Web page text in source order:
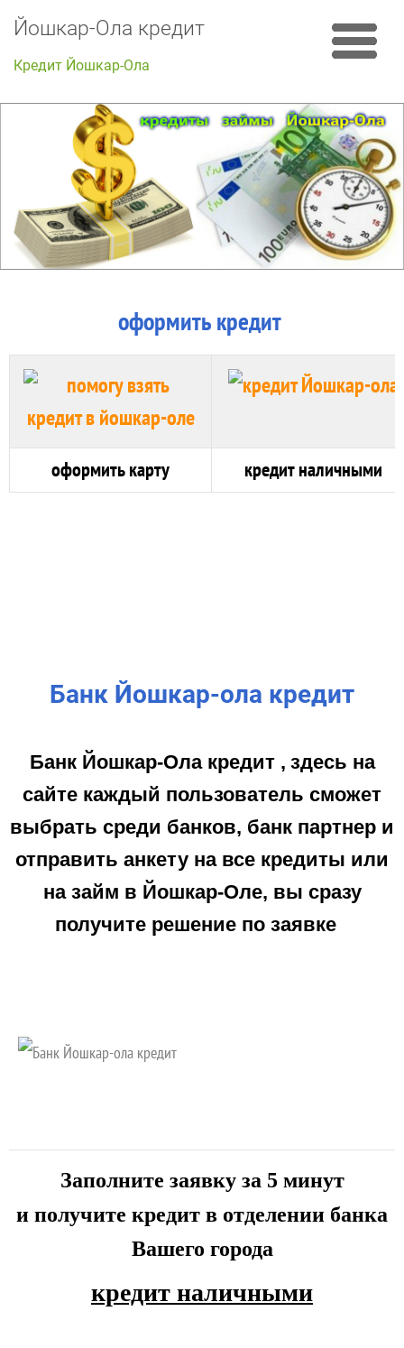
Йошкар-Ола кредит
Кредит Йошкар-Ола
оформить кредит
оформить карту кредит наличными
Банк Йошкар-ола кредит
Банк Йошкар-Ола кредит , здесь на
сайте каждый пользователь сможет
выбрать среди банков, банк партнер и
отправить анкету на все кредиты или
на займ в Йошкар-Оле, вы сразу
получите решение по заявке
Заполните заявку за 5 минут
и получите кредит в отделении банка
Вашего города
кредит наличными